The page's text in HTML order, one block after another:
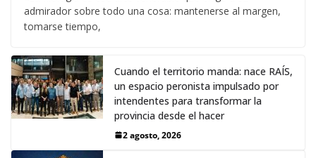
admirador sobre todo una cosa: mantenerse al margen,
tomarse tiempo,
Cuando el territorio manda: nace RAÍS,
un espacio peronista impulsado por
intendentes para transformar la
provincia desde el hacer
2 agosto, 2026